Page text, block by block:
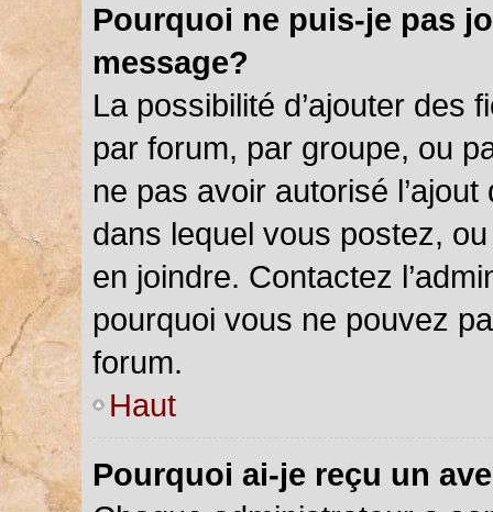
Pourquoi ne puis-je pas
message?
La possibilité d’ajouter des
par forum, par groupe, ou
ne pas avoir autorisé
dans lequel vous postez,
en joindre. Contactez
pourquoi vous ne pouvez
forum.
Haut
Pourquoi ai-je reçu un